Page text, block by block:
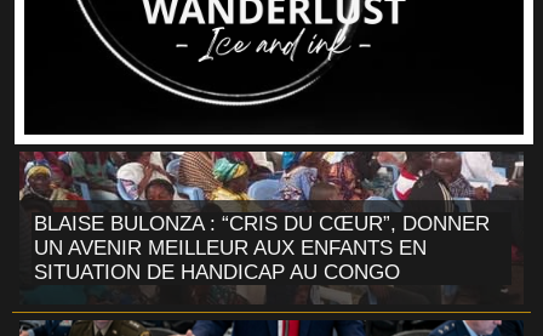
BLAISE BULONZA : “CRIS DU CŒUR”, DONNER
UN AVENIR MEILLEUR AUX ENFANTS EN
SITUATION DE HANDICAP AU CONGO